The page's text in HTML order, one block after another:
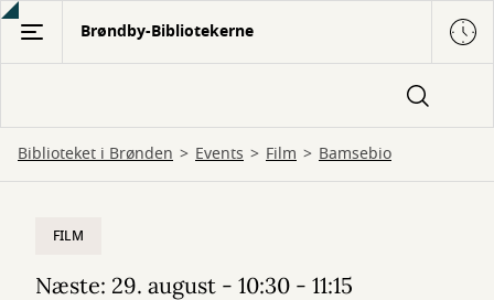
Gå
hovedindhold
Brøndby-Bibliotekerne
Biblioteket i Brønden Events Film Bamsebio
FILM
Næste: 29. august - 10:30 - 11:15